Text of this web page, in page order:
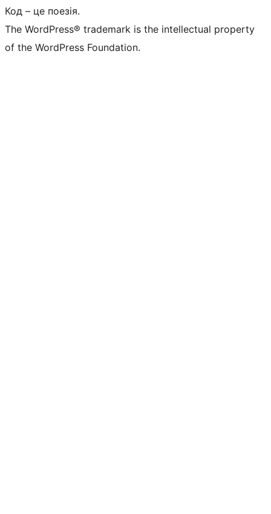
Код – це поезія.
The WordPress® trademark is the intellectual property
of the WordPress Foundation.